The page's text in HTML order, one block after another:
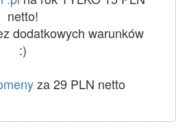
netto!
dodatkowych warunków
:)
za 29 PLN netto